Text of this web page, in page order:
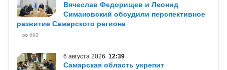
Вячеслав Федорищев и Леонид
Симановский обсудили перспективное
развитие Самарского региона
698
6 августа 2026 12:39
Самарская область укрепит